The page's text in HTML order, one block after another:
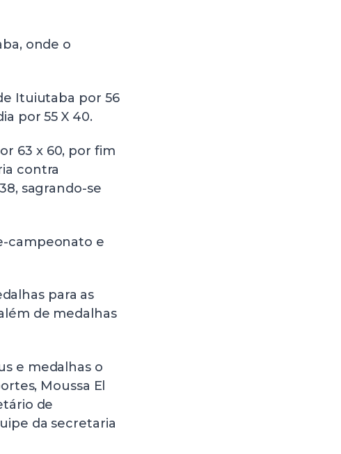
onde o
Ituiutaba por 56
por 55 X 40.
63 x 60, por fim
contra
sagrando-se
campeonato e
para as
de medalhas
e medalhas o
Moussa El
de
da secretaria